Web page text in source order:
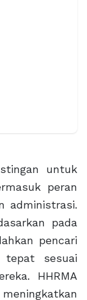
untuk
peran
administrasi.
pada
pencari
tepat sesuai
HHRMA